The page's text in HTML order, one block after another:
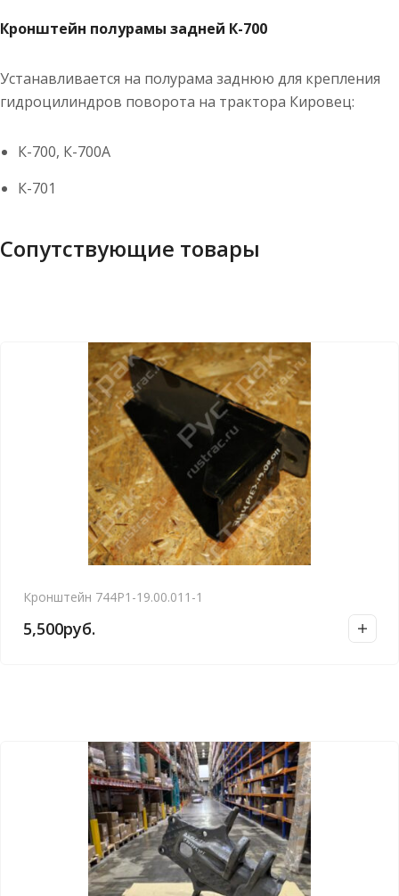
Кронштейн полурамы задней К-700
Устанавливается на полурама заднюю для крепления
гидроцилиндров поворота на трактора Кировец:
К-700, К-700А
К-701
Сопутствующие товары
Кронштейн 744Р1-19.00.011-1
5,500руб.